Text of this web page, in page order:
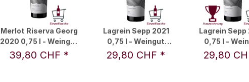
Merlot Riserva Georg
2020 0,75 l - Weingut
Nicolussi-Leck
39,80 CHF *
Lagrein Sepp 2021
0,75 l - Weingut
Nicolussi-Leck
29,80 CHF *
Lagrein Sepp
0,75 l -
Nicolussi-
29,80